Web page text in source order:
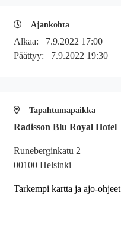
Ajankohta
Alkaa: 7.9.2022 17:00
Päättyy: 7.9.2022 19:30
Tapahtumapaikka
Radisson Blu Royal Hotel
Runeberginkatu 2
00100 Helsinki
Tarkempi kartta ja ajo-ohjeet